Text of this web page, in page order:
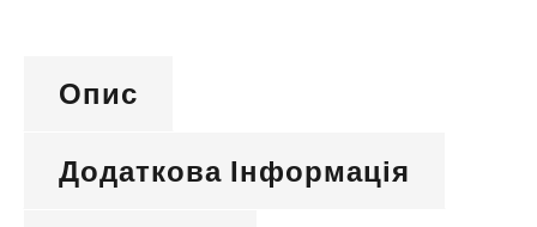
Опис
Додаткова Інформація